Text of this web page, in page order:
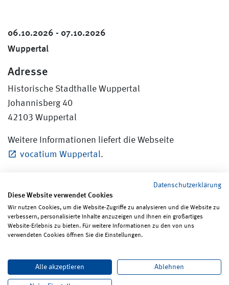
06.10.2026 - 07.10.2026
Wuppertal
Adresse
Historische Stadthalle Wuppertal
Johannisberg 40
42103 Wuppertal
Weitere Informationen liefert die Webseite
vocatium Wuppertal.
Seite teilen Seite drucken
Erklärung zur Barrierefreiheit
ReadSpeaker
Bildrechte
Datenschutzerklärung
Diese Website verwendet Cookies
Wir nutzen Cookies, um die Website-Zugriffe zu analysieren und die Website zu
verbessern, personalisierte Inhalte anzuzeigen und Ihnen ein großartiges
Website-Erlebnis zu bieten. Für weitere Informationen zu den von uns
verwendeten Cookies öffnen Sie die Einstellungen.
Alle akzeptieren Ablehnen